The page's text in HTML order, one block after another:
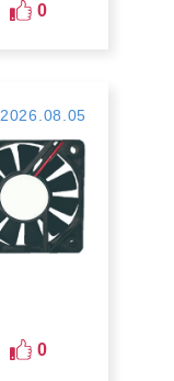
0
2026.08.05
0